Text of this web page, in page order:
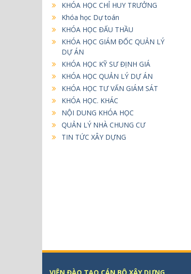
KHÓA HỌC CHỈ HUY TRƯỞNG
Khóa học Dự toán
KHÓA HỌC ĐẤU THẦU
KHÓA HỌC GIÁM ĐỐC QUẢN LÝ
DỰ ÁN
KHÓA HỌC KỸ SƯ ĐỊNH GIÁ
KHÓA HỌC QUẢN LÝ DỰ ÁN
KHÓA HỌC TƯ VẤN GIÁM SÁT
KHÓA HỌC. KHÁC
NỘI DUNG KHÓA HỌC
QUẢN LÝ NHÀ CHUNG CƯ
TIN TỨC XÂY DỰNG